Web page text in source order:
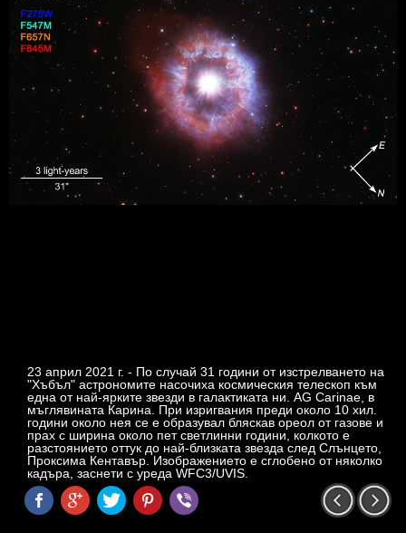
23 април 2021 г. - По случай 31 години от изстрелването на
"Хъбъл" астрономите насочиха космическия телескоп към
една от най-ярките звезди в галактиката ни. AG Carinae, в
мъглявината Карина. При изригвания преди около 10 хил.
години около нея се е образувал бляскав ореол от газове и
прах с ширина около пет светлинни години, колкото е
разстоянието оттук до най-близката звезда след Слънцето,
Проксима Кентавър. Изображението е сглобено от няколко
кадъра, заснети с уреда WFC3/UVIS.